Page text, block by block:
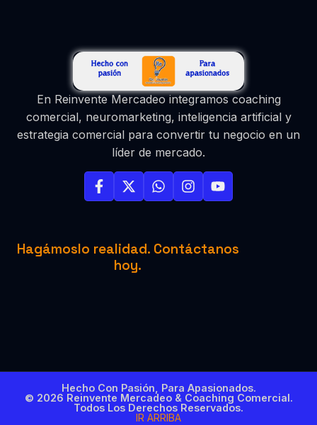
En Reinvente Mercadeo integramos coaching
comercial, neuromarketing, inteligencia artificial y
estrategia comercial para convertir tu negocio en un
líder de mercado.
Hagámoslo realidad. Contáctanos
hoy.
Hecho Con Pasión, Para Apasionados.
© 2026 Reinvente Mercadeo & Coaching Comercial.
Todos Los Derechos Reservados.
IR ARRIBA